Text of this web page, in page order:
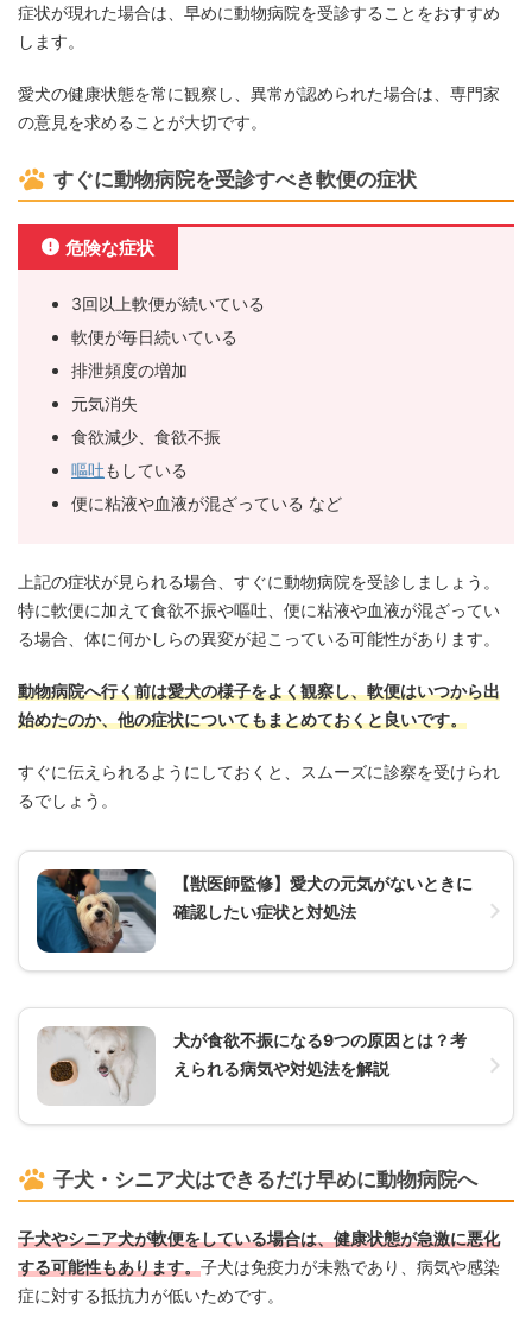
症状が現れた場合は、早めに動物病院を受診することをおすすめ
します。
愛犬の健康状態を常に観察し、異常が認められた場合は、専門家
の意見を求めることが大切です。
すぐに動物病院を受診すべき軟便の症状
危険な症状
3回以上軟便が続いている
軟便が毎日続いている
排泄頻度の増加
元気消失
食欲減少、食欲不振
嘔吐もしている
便に粘液や血液が混ざっている など
上記の症状が見られる場合、すぐに動物病院を受診しましょう。
特に軟便に加えて食欲不振や嘔吐、便に粘液や血液が混ざってい
る場合、体に何かしらの異変が起こっている可能性があります。
動物病院へ行く前は愛犬の様子をよく観察し、軟便はいつから出
始めたのか、他の症状についてもまとめておくと良いです。
すぐに伝えられるようにしておくと、スムーズに診察を受けられ
るでしょう。
【獣医師監修】愛犬の元気がないときに
確認したい症状と対処法
犬が食欲不振になる9つの原因とは？考
えられる病気や対処法を解説
子犬・シニア犬はできるだけ早めに動物病院へ
子犬やシニア犬が軟便をしている場合は、健康状態が急激に悪化
する可能性もあります。子犬は免疫力が未熟であり、病気や感染
症に対する抵抗力が低いためです。